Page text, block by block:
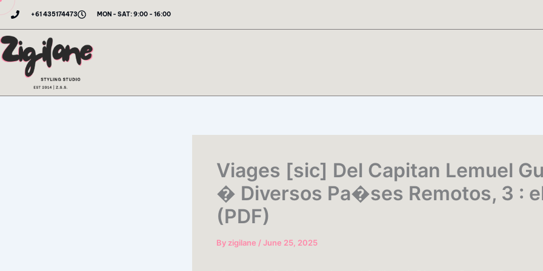
Skip
content
+61 435174473 MON - SAT: 9:00 - 16:00
Viages [sic] Del Capitan Lemuel
� Diversos Pa�ses Remotos, 3 :
(PDF)
By zigilane /June 25, 2025